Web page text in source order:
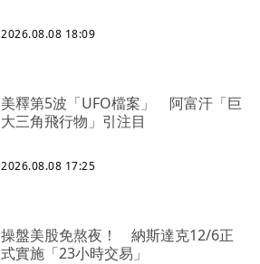
2026.08.08 18:09
美釋第5波「UFO檔案」 阿富汗「巨
大三角飛行物」引注目
2026.08.08 17:25
操盤美股免熬夜！ 納斯達克12/6正
式實施「23小時交易」